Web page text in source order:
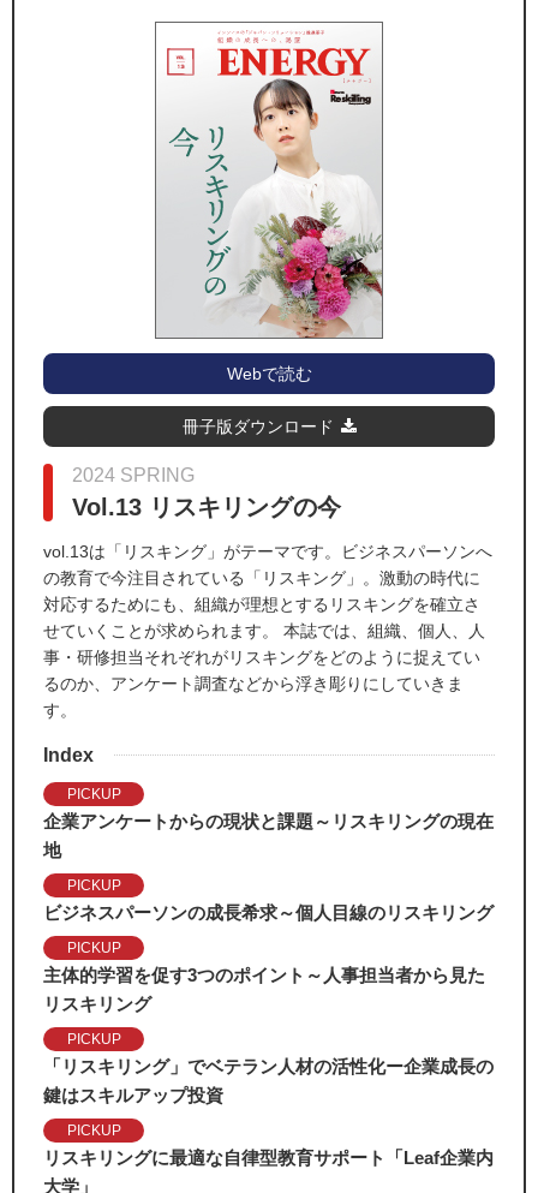
Webで読む
冊子版ダウンロード
2024 SPRING
Vol.13 リスキリングの今
vol.13は「リスキング」がテーマです。ビジネスパーソンへ
の教育で今注目されている「リスキング」。激動の時代に
対応するためにも、組織が理想とするリスキングを確立さ
せていくことが求められます。 本誌では、組織、個人、人
事・研修担当それぞれがリスキングをどのように捉えてい
るのか、アンケート調査などから浮き彫りにしていきま
す。
Index
PICKUP
企業アンケートからの現状と課題～リスキリングの現在
地
PICKUP
ビジネスパーソンの成長希求～個人目線のリスキリング
PICKUP
主体的学習を促す3つのポイント～人事担当者から見た
リスキリング
PICKUP
「リスキリング」でベテラン人材の活性化ー企業成長の
鍵はスキルアップ投資
PICKUP
リスキリングに最適な自律型教育サポート「Leaf企業内
大学」